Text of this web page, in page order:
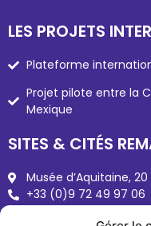
LES PROJETS